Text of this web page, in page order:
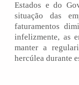
Estados e do
situação das
faturamentos
infelizmente, as
manter a
hercúlea durante